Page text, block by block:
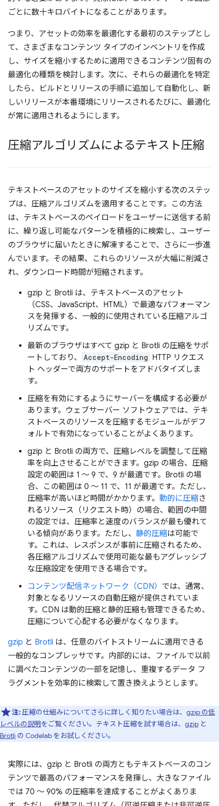
ごとに数十キロバイトになることがあります。
つまり、アセットの効率を最適化する最初のステップとし
て、さまざまなコンテンツ タイプのインベントリを作成
し、サイズを縮小するために適用できるコンテンツ固有の
最適化の種類を検討します。次に、それらの最適化を特定
したら、ビルドとリリースの手順に追加して自動化し、新
しいリリースが本番環境にリリースされるたびに、最適化
が常に適用されるようにします。
圧縮アルゴリズムによるテキスト圧縮
テキストベースのアセットのサイズを縮小する次のステッ
プは、圧縮アルゴリズムを適用することです。この方法
は、テキストベースのペイロードをユーザーに送信する前
に、繰り返し可能なパターンを積極的に検索し、ユーザー
のブラウザに届いたときに解凍することで、さらに一歩進
んでいます。その結果、これらのリソースが大幅に削減さ
れ、ダウンロード時間が短縮されます。
gzip と Brotli は、テキストベースのアセット
（CSS、JavaScript、HTML）で最適なパフォーマン
スを発揮する、一般的に使用されている圧縮アルゴ
リズムです。
最新のブラウザはすべて gzip と Brotli の圧縮をサポ
ートしており、
Accept-Encoding HTTP リクエス
ト ヘッダーで両方のサポートをアドバタイズしま
す。
圧縮を有効にするようにサーバーを構成する必要が
あります。ウェブサーバー ソフトウェアでは、テキ
ストベースのリソースを圧縮するモジュールがデフ
ォルトで有効になっていることがよくあります。
gzip と Brotli の両方で、圧縮レベルを調整して圧縮
率を向上させることができます。gzip の場合、圧縮
設定の範囲は 1 ～ 9 で、9 が最適です。Brotli の場
合、この範囲は 0 ～ 11 で、11 が最適です。ただし、
圧縮率が高いほど時間がかかります。 動的に圧縮さ
れるリソース（リクエスト時）の場合、範囲の中間
の設定では、圧縮率と速度のバランスが最も優れて
いる傾向があります。ただし、 静的圧縮は可能で
す。これは、レスポンスが事前に圧縮されるため、
各圧縮アルゴリズムで使用可能な最もアグレッシブ
な圧縮設定を使用できる場合です。
コンテンツ配信ネットワーク（CDN） では、通常、
対象となるリソースの自動圧縮が提供されていま
す。CDN は動的圧縮と静的圧縮も管理できるため、
圧縮について心配する必要がなくなります。
gzip と Brotli は、任意のバイトストリームに適用できる
一般的なコンプレッサです。内部的には、ファイルで以前
に調べたコンテンツの一部を記憶し、重複するデータ フ
ラグメントを効率的に検索して置き換えようとします。
注: 圧縮の仕組みについてさらに詳しく知りたい場合は、 gzip の低
レベルの説明をご覧ください。テキスト圧縮を試す場合は、 gzip と
Brotli の Codelab をお試しください。
実際には、gzip と Brotli の両方ともテキストベースのコン
テンツで最高のパフォーマンスを発揮し、大きなファイル
では 70 ～ 90% の圧縮率を達成することがよくありま